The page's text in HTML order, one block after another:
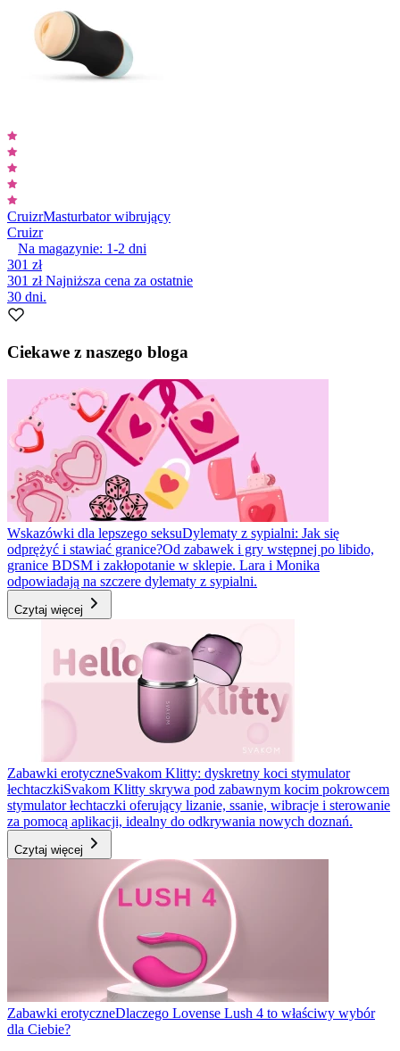
CruizrMasturbator wibrujący
Cruizr
Na magazynie: 1-2 dni
301 zł
301 złNajniższa cena za ostatnie
30 dni.
Ciekawe z naszego bloga
Wskazówki dla lepszego seksuDylematy z sypialni: Jak się
odprężyć i stawiać granice?Od zabawek i gry wstępnej po libido,
granice BDSM i zakłopotanie w sklepie. Lara i Monika
odpowiadają na szczere dylematy z sypialni.
Czytaj więcej
Zabawki erotyczneSvakom Klitty: dyskretny koci stymulator
łechtaczkiSvakom Klitty skrywa pod zabawnym kocim pokrowcem
stymulator łechtaczki oferujący lizanie, ssanie, wibracje i sterowanie
za pomocą aplikacji, idealny do odkrywania nowych doznań.
Czytaj więcej
Zabawki erotyczneDlaczego Lovense Lush 4 to właściwy wybór
dla Ciebie?